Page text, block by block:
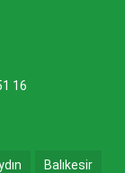
16
Balıkesir